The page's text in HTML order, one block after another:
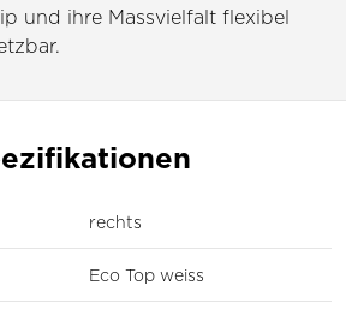
und ihre Massvielfalt flexibel
rechts
Eco Top weiss